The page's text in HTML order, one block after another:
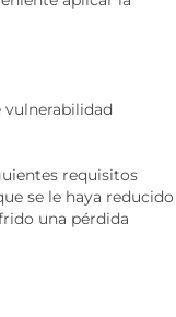
vulnerabilidad
requisitos
se le haya reducido
una pérdida